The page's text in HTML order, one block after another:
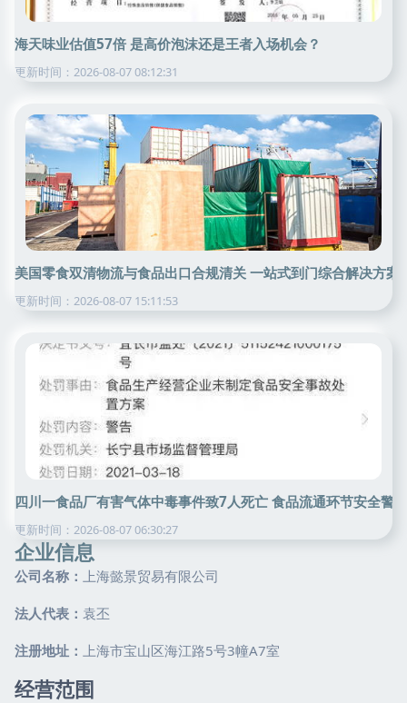
海天味业估值57倍 是高价泡沫还是王者入场机会？
更新时间：2026-08-07 08:12:31
美国零食双清物流与食品出口合规清关 一站式到门综合解决方案
更新时间：2026-08-07 15:11:53
四川一食品厂有害气体中毒事件致7人死亡 食品流通环节安全警
更新时间：2026-08-07 06:30:27
企业信息
公司名称： 上海懿景贸易有限公司
法人代表： 袁丕
注册地址： 上海市宝山区海江路5号3幢A7室
经营范围